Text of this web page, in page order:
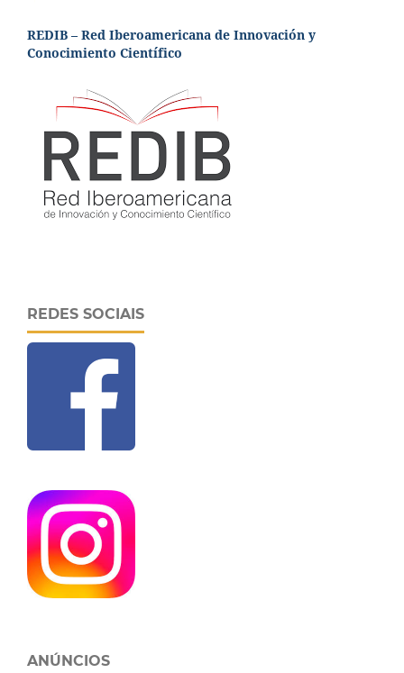
REDIB – Red Iberoamericana de Innovación y
Conocimiento Científico
REDES SOCIAIS
ANÚNCIOS